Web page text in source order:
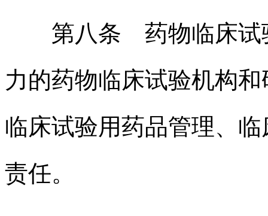
第八条 药物临床试验
力的药物临床试验机构
临床试验用药品管理、
责任。